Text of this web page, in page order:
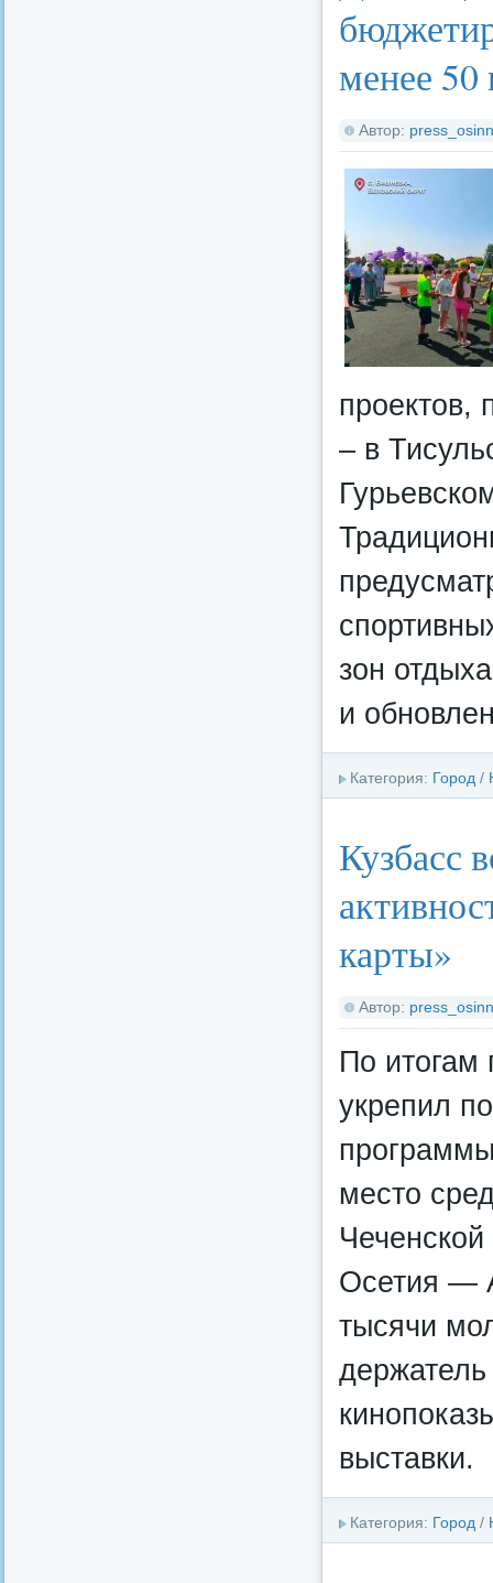
менее 50
Автор:
проектов,
– в
зон
и
Категория: Город /
Кузбасс
карты»
Автор:
По итогам
укрепил
место
Осетия —
тысячи
выставки.
Категория: Город /